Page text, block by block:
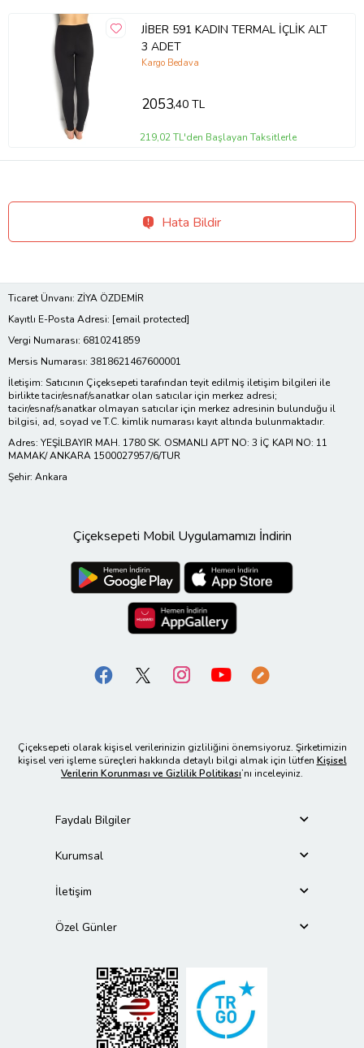
JİBER 591 KADIN TERMAL İÇLİK ALT
3 ADET
Kargo Bedava
2053,40 TL
219,02 TL'den Başlayan Taksitlerle
Hata Bildir
Ticaret Ünvanı: ZİYA ÖZDEMİR
Kayıtlı E-Posta Adresi: [email protected]
Vergi Numarası: 6810241859
Mersis Numarası: 3818621467600001
İletişim: Satıcının Çiçeksepeti tarafından teyit edilmiş iletişim bilgileri ile
birlikte tacir/esnaf/sanatkar olan satıcılar için merkez adresi;
tacir/esnaf/sanatkar olmayan satıcılar için merkez adresinin bulunduğu il
bilgisi, ad, soyad ve T.C. kimlik numarası kayıt altında bulunmaktadır.
Adres: YEŞİLBAYIR MAH. 1780 SK. OSMANLI APT NO: 3 İÇ KAPI NO: 11
MAMAK/ ANKARA 1500027957/6/TUR
Şehir: Ankara
Çiçeksepeti Mobil Uygulamamızı İndirin
Çiçeksepeti olarak kişisel verilerinizin gizliliğini önemsiyoruz. Şirketimizin
kişisel veri işleme süreçleri hakkında detaylı bilgi almak için lütfen Kişisel
Verilerin Korunması ve Gizlilik Politikası’nı inceleyiniz.
Faydalı Bilgiler
Kurumsal
İletişim
Özel Günler